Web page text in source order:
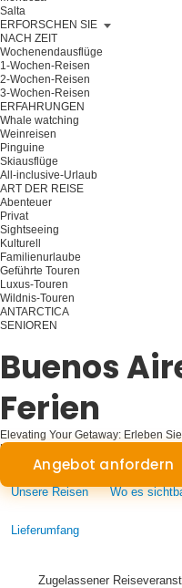
Salta
ERFORSCHEN SIE
NACH ZEIT
Wochenendausflüge
1-Wochen-Reisen
2-Wochen-Reisen
3-Wochen-Reisen
ERFAHRUNGEN
Whale watching
Weinreisen
Pinguine
Skiausflüge
All-inclusive-Urlaub
ART DER REISE
Abenteuer
Privat
Sightseeing
Kulturell
Familienurlaube
Geführte Touren
Luxus-Touren
Wildnis-Touren
ANTARCTICA
SENIOREN
Buenos
Ferien
Elevating Your Getaway: Erleben
Urlaub in Buenos Aires
Angebot anfordern
Unsere Reisen Wo es
Lieferumfang
Zugelassener